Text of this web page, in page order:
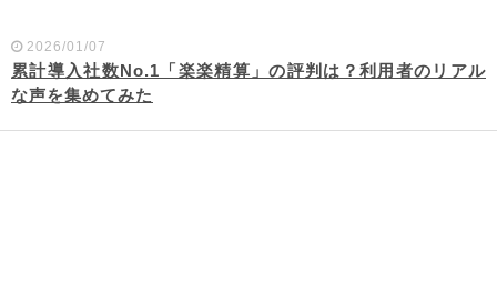
2026/01/07
累計導入社数No.1「楽楽精算」の評判は？利用者のリアル
な声を集めてみた